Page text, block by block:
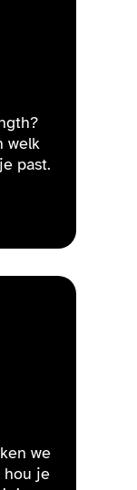
welk
past.
we
hou je